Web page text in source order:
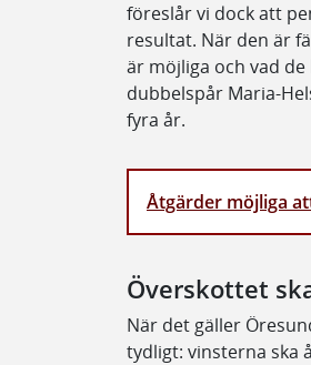
föreslår vi dock att
resultat. När den är
är möjliga och vad
dubbelspår Maria-
fyra år.
Åtgärder möjliga
Överskottet
När det gäller
tydligt: vinsterna ska